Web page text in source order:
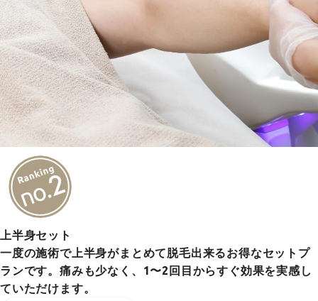
上半身セット
一度の施術で上半身がまとめて脱毛出来るお得なセットプ
ランです。痛みも少なく、1〜2回目からすぐ効果を実感し
ていただけます。